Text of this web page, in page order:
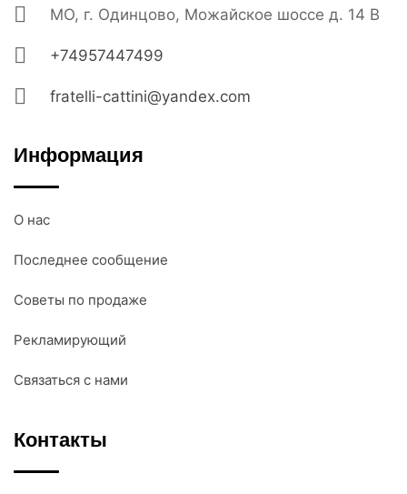
МО, г. Одинцово, Можайское шоссе д. 14 В
+74957447499
fratelli-cattini@yandex.com
Информация
О нас
Последнее сообщение
Советы по продаже
Рекламирующий
Связаться с нами
Контакты